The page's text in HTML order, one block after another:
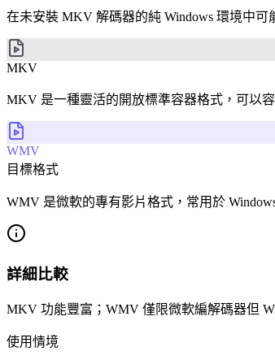
在未安裝 MKV 解碼器的純 Windows 環境中可
MKV
MKV 是一種靈活的開放標準容器格式，可以
WMV
目標格式
WMV 是微軟的專有影片格式，常用於
詳細比較
MKV 功能豐富；WMV 僅限微軟編解碼器但
使用情境